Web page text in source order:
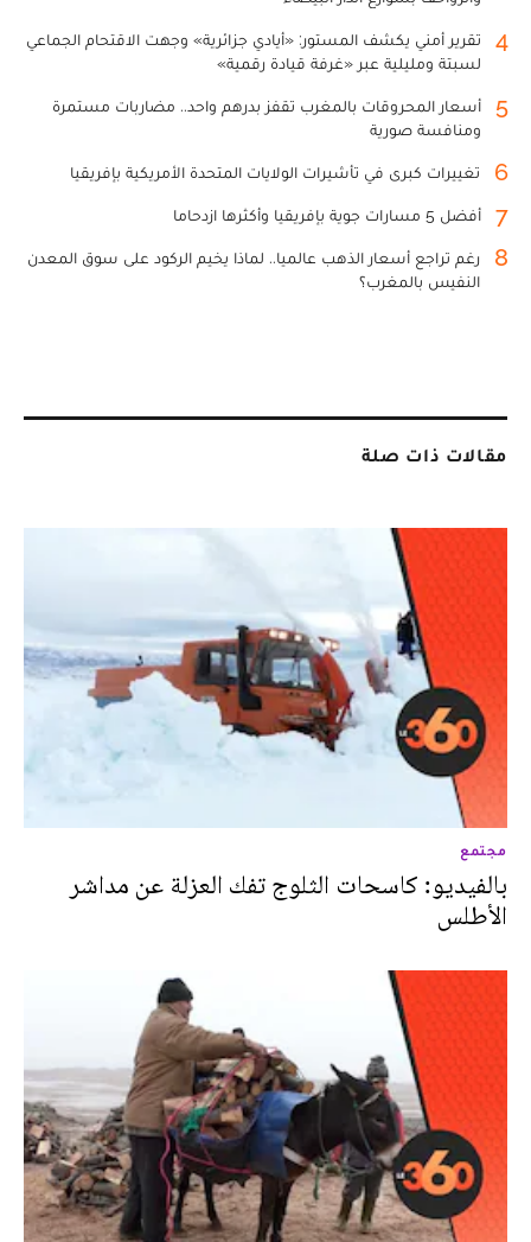
4
تقرير أمني يكشف المستور: «أيادي جزائرية» وجهت الاقتحام الجماعي
لسبتة ومليلية عبر «غرفة قيادة رقمية»
5
أسعار المحروقات بالمغرب تقفز بدرهم واحد.. مضاربات مستمرة
ومنافسة صورية
6 تغييرات كبرى في تأشيرات الولايات المتحدة الأمريكية بإفريقيا
7 أفضل 5 مسارات جوية بإفريقيا وأكثرها ازدحاما
8
رغم تراجع أسعار الذهب عالميا.. لماذا يخيم الركود على سوق المعدن
النفيس بالمغرب؟
مقالات ذات صلة
مجتمع
بالفيديو: كاسحات الثلوج تفك العزلة عن مداشر
الأطلس